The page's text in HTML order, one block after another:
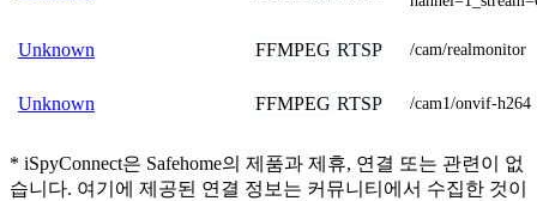
Unknown FFMPEG RTSP /cam/realmonitor
Unknown FFMPEG RTSP /cam1/onvif-h264
* iSpyConnect은 Safehome의 제품과 제휴, 연결 또는 관련이 없
습니다. 여기에 제공된 연결 정보는 커뮤니티에서 수집한 것이